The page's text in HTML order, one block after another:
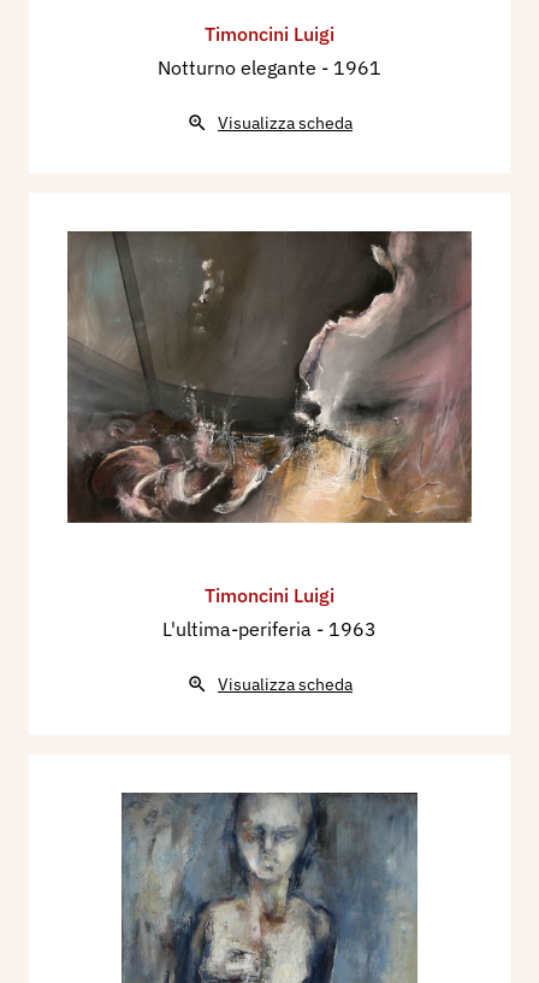
Timoncini Luigi
Notturno elegante - 1961
Visualizza scheda
Timoncini Luigi
L'ultima-periferia - 1963
Visualizza scheda